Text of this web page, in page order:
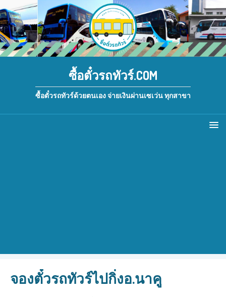
ซื้อตั๋วรถทัวร์.COM
ซื้อตั๋วรถทัวร์ด้วยตนเอง จ่ายเงินผ่านเซเว่น ทุกสาขา
จองตั๋วรถทัวร์ไปกิ่งอ.นาคู